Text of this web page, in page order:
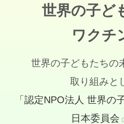
世界の子ど
ワクチ
世界の子どもたちの
取り組みと
「認定NPO法人 世界の
日本委員会